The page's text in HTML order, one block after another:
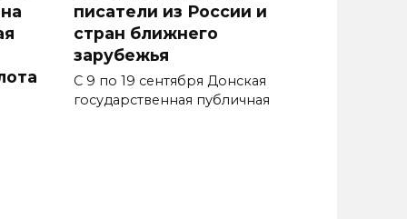
писатели из России и
стран ближнего
зарубежья
С 9 по 19 сентября Донская
государственная публичная